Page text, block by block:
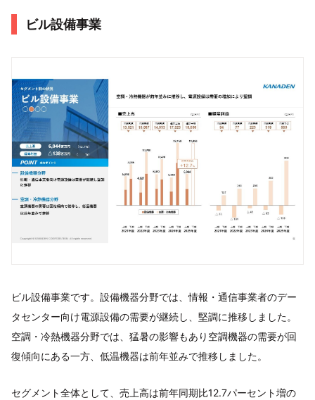
ビル設備事業
ビル設備事業です。設備機器分野では、情報・通信事業者のデー
タセンター向け電源設備の需要が継続し、堅調に推移しました。
空調・冷熱機器分野では、猛暑の影響もあり空調機器の需要が回
復傾向にある一方、低温機器は前年並みで推移しました。
セグメント全体として、売上高は前年同期比12.7パーセント増の